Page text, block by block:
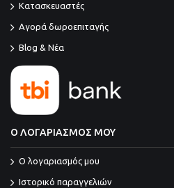
Κατασκευαστές
Αγορά δωροεπιταγής
Blog & Νέα
Ο ΛΟΓΑΡΙΑΣΜΟΣ ΜΟΥ
O λογαριασμός μου
Ιστορικό παραγγελιών